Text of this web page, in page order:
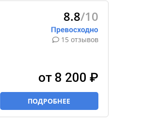
8.8/10
15 отзывов
от 8 200 ₽
ПОДРОБНЕЕ